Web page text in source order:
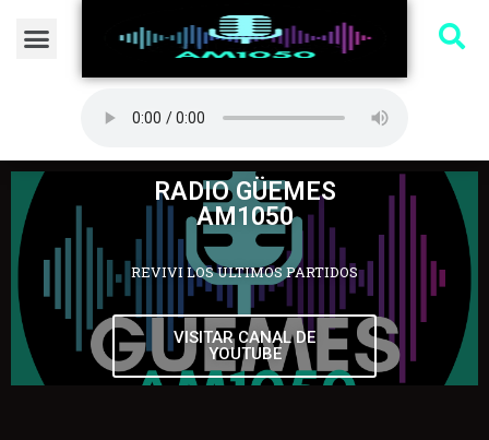
RADIO GÜEMES
AM1050
REVIVI LOS ULTIMOS PARTIDOS
VISITAR CANAL DE
YOUTUBE